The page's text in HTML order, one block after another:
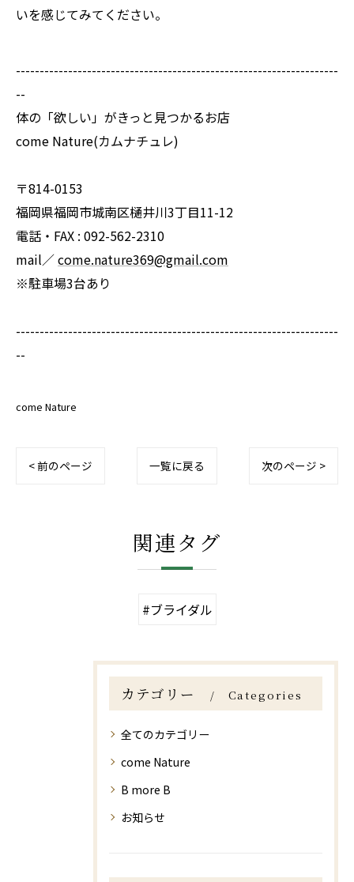
いを感じてみてください。
--------------------------------------------------------------------
--
体の「欲しい」がきっと見つかるお店
come Nature(カムナチュレ)
〒814-0153
福岡県福岡市城南区樋井川3丁目11-12
電話・FAX : 092-562-2310
mail／come.nature369@gmail.com
※駐車場3台あり
--------------------------------------------------------------------
--
come Nature
< 前のページ 一覧に戻る 次のページ >
関連タグ
#ブライダル
カテゴリー Categories
全てのカテゴリー
come Nature
B more B
お知らせ